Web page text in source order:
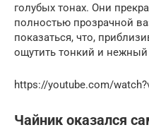
голубых тонах. Они
полностью прозрачной
показаться, что,
ощутить тонкий и
https://youtube.com/
Чайник оказался